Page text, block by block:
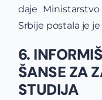
daje
Srbije postala je
6.
ŠANSE ZA
STUDIJA